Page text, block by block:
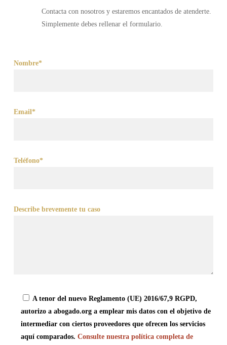
Contacta con nosotros y estaremos encantados de atenderte.
Simplemente debes rellenar el formulario.
Nombre*
Email*
Teléfono*
Describe brevemente tu caso
A tenor del nuevo Reglamento (UE) 2016/67,9 RGPD,
autorizo a abogado.org a emplear mis datos con el objetivo de
intermediar con ciertos proveedores que ofrecen los servicios
aquí comparados. Consulte nuestra política completa de